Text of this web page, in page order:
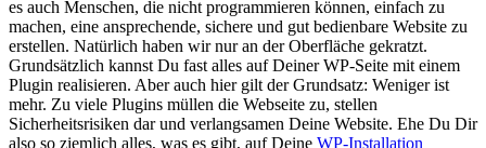
es auch Menschen, die nicht programmieren können, einfach zu
machen, eine ansprechende, sichere und gut bedienbare Website zu
erstellen. Natürlich haben wir nur an der Oberfläche gekratzt.
Grundsätzlich kannst Du fast alles auf Deiner WP-Seite mit einem
Plugin realisieren. Aber auch hier gilt der Grundsatz: Weniger ist
mehr. Zu viele Plugins müllen die Webseite zu, stellen
Sicherheitsrisiken dar und verlangsamen Deine Website. Ehe Du Dir
also so ziemlich alles, was es gibt, auf Deine WP-Installation